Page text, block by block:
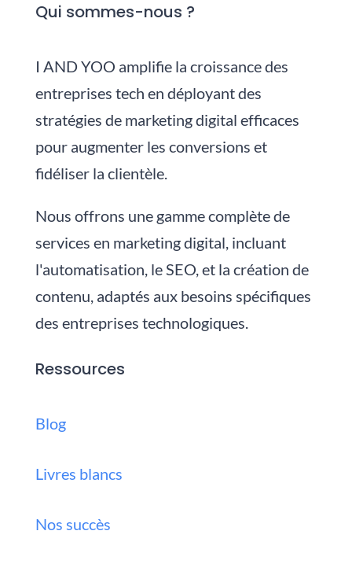
Qui sommes-nous ?
I AND YOO amplifie la croissance des
entreprises tech en déployant des
stratégies de marketing digital efficaces
pour augmenter les conversions et
fidéliser la clientèle.
Nous offrons une gamme complète de
services en marketing digital, incluant
l'automatisation, le SEO, et la création de
contenu, adaptés aux besoins spécifiques
des entreprises technologiques.
Ressources
Blog
Livres blancs
Nos succès